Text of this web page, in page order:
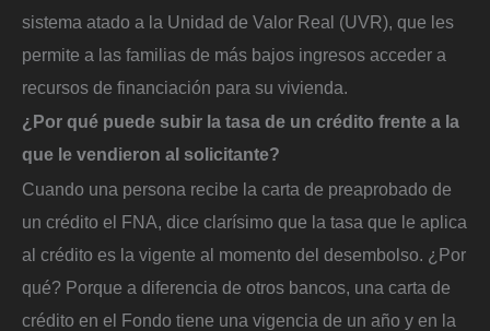
sistema atado a la Unidad de Valor Real (UVR), que les
permite a las familias de más bajos ingresos acceder a
recursos de financiación para su vivienda.
¿Por qué puede subir la tasa de un crédito frente a la
que le vendieron al solicitante?
Cuando una persona recibe la carta de preaprobado de
un crédito el FNA, dice clarísimo que la tasa que le aplica
al crédito es la vigente al momento del desembolso. ¿Por
qué? Porque a diferencia de otros bancos, una carta de
crédito en el Fondo tiene una vigencia de un año y en la